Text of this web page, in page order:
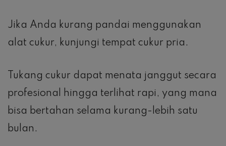
Jika Anda kurang pandai menggunakan
alat cukur, kunjungi tempat cukur pria.
Tukang cukur dapat menata janggut secara
profesional hingga terlihat rapi, yang mana
bisa bertahan selama kurang-lebih satu
bulan.